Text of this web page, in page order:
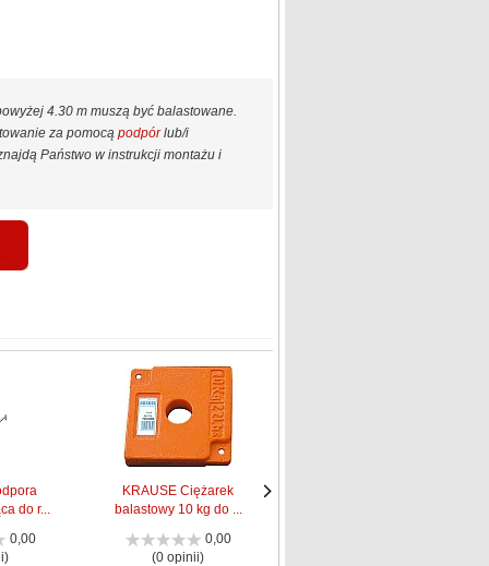
4.30 m muszą być balastowane.
za pomocą podpórlub/i
Państwo w instrukcji montażu i
do r...
0,00
KRAUSE Ciężarek
balastowy 10 kg do ...
0,00
(0 opinii)